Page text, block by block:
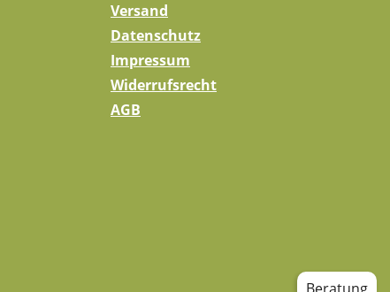
Versand
Datenschutz
Impressum
Widerrufsrecht
AGB